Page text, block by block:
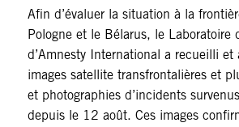
Afin d’évaluer la situation à la
Pologne et le Bélarus, le Laboratoire
d’Amnesty International a recueilli et
images satellite transfrontalières et
et photographies d’incidents
depuis le 12 août. Ces images